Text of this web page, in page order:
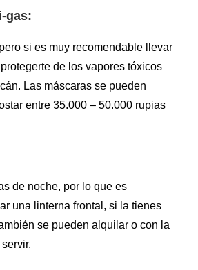
gas:
si es muy recomendable llevar
de los vapores tóxicos
Las máscaras se pueden
entre 35.000 – 50.000 rupias
de noche, por lo que es
una linterna frontal, si la tienes
se pueden alquilar o con la